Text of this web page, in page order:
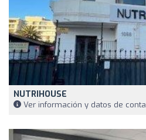
NUTRIHOUSE
Ver información y datos de